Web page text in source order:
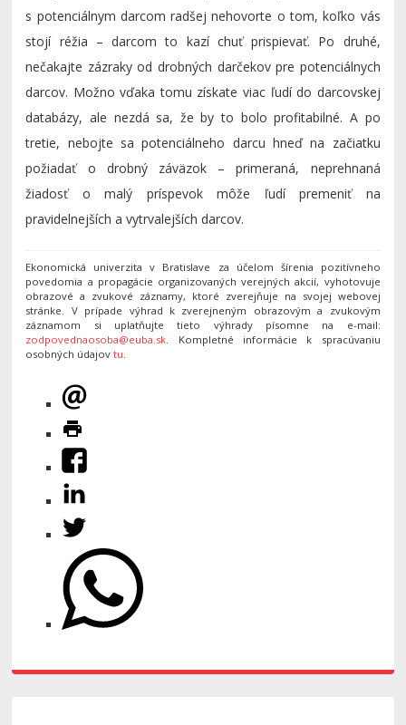
s potenciálnym darcom radšej nehovorte o tom, koľko vás
stojí réžia – darcom to kazí chuť prispievať. Po druhé,
nečakajte zázraky od drobných darčekov pre potenciálnych
darcov. Možno vďaka tomu získate viac ľudí do darcovskej
databázy, ale nezdá sa, že by to bolo profitabilné. A po
tretie, nebojte sa potenciálneho darcu hneď na začiatku
požiadať o drobný záväzok – primeraná, neprehnaná
žiadosť o malý príspevok môže ľudí premeniť na
pravidelnejších a vytrvalejších darcov.
Ekonomická univerzita v Bratislave za účelom šírenia pozitívneho
povedomia a propagácie organizovaných verejných akcií, vyhotovuje
obrazové a zvukové záznamy, ktoré zverejňuje na svojej webovej
stránke. V prípade výhrad k zverejneným obrazovým a zvukovým
záznamom si uplatňujte tieto výhrady písomne na e-mail:
zodpovednaosoba@euba.sk . Kompletné informácie k spracúvaniu
osobných údajovtu